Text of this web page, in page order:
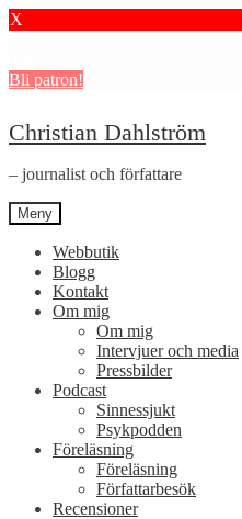
X
Bli patron!
Hoppa
till
navigering
Hoppa
till
innehåll
Christian Dahlström
– journalist och författare
Meny
Webbutik
Blogg
Kontakt
Om mig
Om mig
Intervjuer och media
Pressbilder
Podcast
Sinnessjukt
Psykpodden
Föreläsning
Föreläsning
Författarbesök
Recensioner